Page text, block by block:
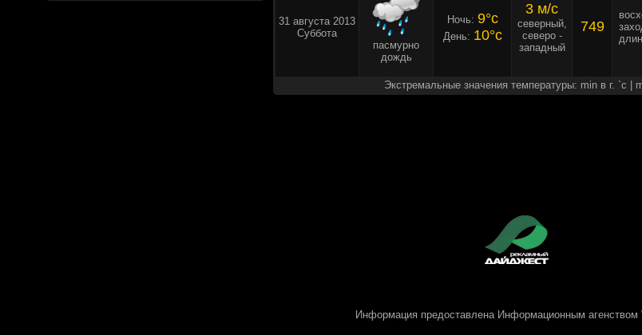
31 августа 2013
Суббота
пасмурно
дождь
Ночь: 9°c
День: 10°c
3 м/c
северный,
северо -
западный
749
Экстремальные значения температуры: min в г. `c |
Информация предоставлена Информационным агенством